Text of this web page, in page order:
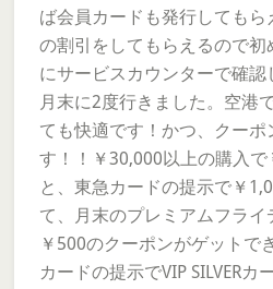
ば会員カードも発行してもら
の割引をしてもらえるので
にサービスカウンターで確
月末に2度行きました。空港
ても快適です！かつ、クー
す！！￥30,000以上の購入
と、東急カードの提示で￥
て、月末のプレミアムフライ
￥500のクーポンがゲットで
カードの提示でVIP SILVERカ